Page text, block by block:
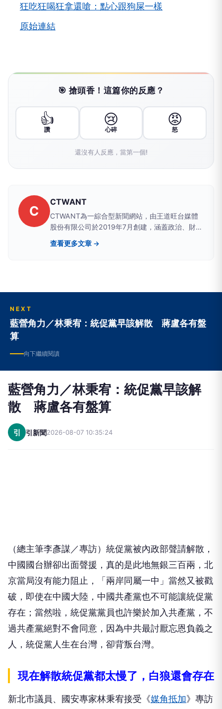
狂吃狂喝狂拿還嗆：點心跟狗屎一樣
原始連結
🎯 搶頭香！這篇你的反應？
👍
讚
😢
心碎
😡
怒
還沒有人反應，當第一個!
C
CTWANT
CTWANT為一綜合型新聞網站，由王道旺台媒體
股份有限公司於2019年7月創建，涵蓋政治、財
經、社會、娛樂、漂亮、生活、國際、影音等八大
類別，提供獨家新聞及豐富內容，未來將企劃更多
查看更多文章 →
NEXT
藍營角力／林秉宥：統促黨早該解散 蔣盧各有盤
算
向下繼續閱讀
藍營角力／林秉宥：統促黨早該解
散 蔣盧各有盤算
引 引新聞2026-08-07 10:35:24
（總主筆李彥謀／專訪）統促黨被內政部聲請解散，
中國國台辦卻出面聲援，真的是此地無銀三百兩，北
京當局沒有能力阻止，「兩岸同屬一中」當然又被戳
破，即使在中國大陸，中國共產黨也不可能讓統促黨
存在；當然啦，統促黨黨員也許樂於加入共產黨，不
過共產黨絕對不會同意，因為中共最討厭忘恩負義之
人，統促黨人生在台灣，卻背叛台灣。
現在解散統促黨都太慢了，白狼還會存在
新北市議員、國安專家林秉宥接受《媒角抵加》專訪